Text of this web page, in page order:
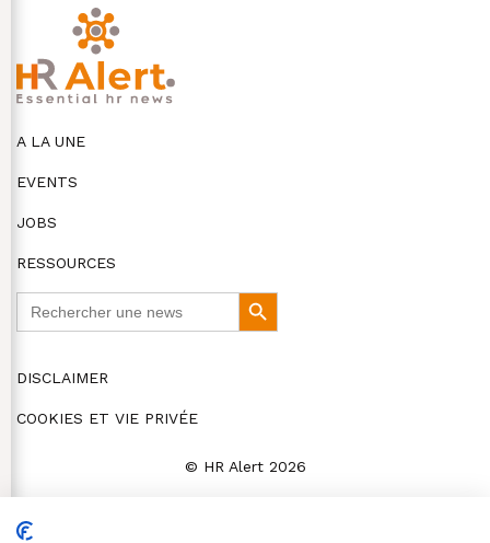
A LA UNE
EVENTS
JOBS
RESSOURCES
Search
Button
DISCLAIMER
COOKIES ET VIE PRIVÉE
© HR Alert 2026